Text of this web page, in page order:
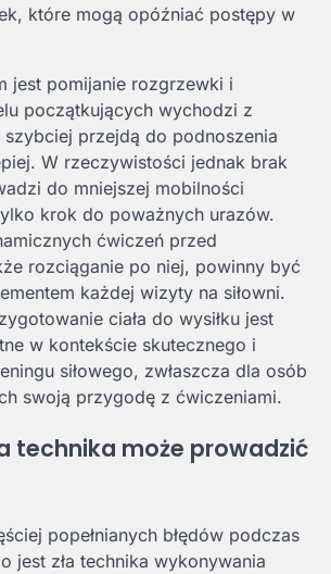
które mogą opóźniać postępy w
jest pomijanie rozgrzewki i
początkujących wychodzi z
szybciej przejdą do podnoszenia
W rzeczywistości jednak brak
do mniejszej mobilności
krok do poważnych urazów.
ćwiczeń przed
rozciąganie po niej, powinny być
każdej wizyty na siłowni.
ciała do wysiłku jest
w kontekście skutecznego i
siłowego, zwłaszcza dla osób
swoją przygodę z ćwiczeniami.
technika może prowadzić
popełnianych błędów podczas
jest zła technika wykonywania